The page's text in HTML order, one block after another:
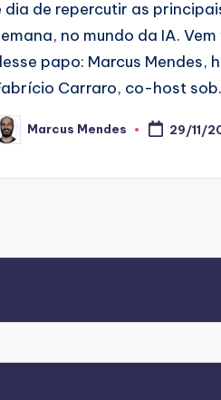
dia de repercutir as
no mundo da IA.
papo: Marcus Mendes,
Carraro, co-host
Marcus Mendes 29/11/